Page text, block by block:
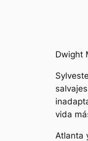
Dwight
vida
Atlanta